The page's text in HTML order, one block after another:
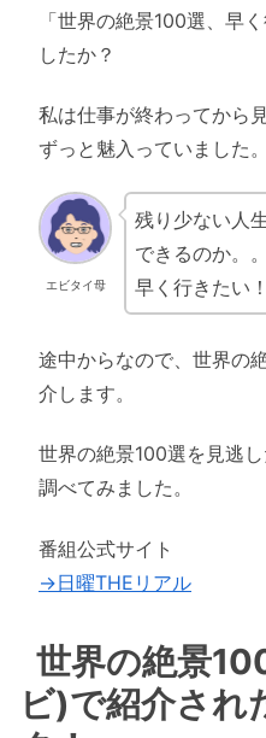
「世界の絶景100選、早
したか？
私は仕事が終わってから
ずっと魅入っていました。
エビタイ母
残り少ない人
できるのか。。
早く行きたい！
途中からなので、世界の
介します。
世界の絶景100選を見逃
調べてみました。
番組公式サイト
→日曜THEリアル
世界の絶景
ビ)で紹介され